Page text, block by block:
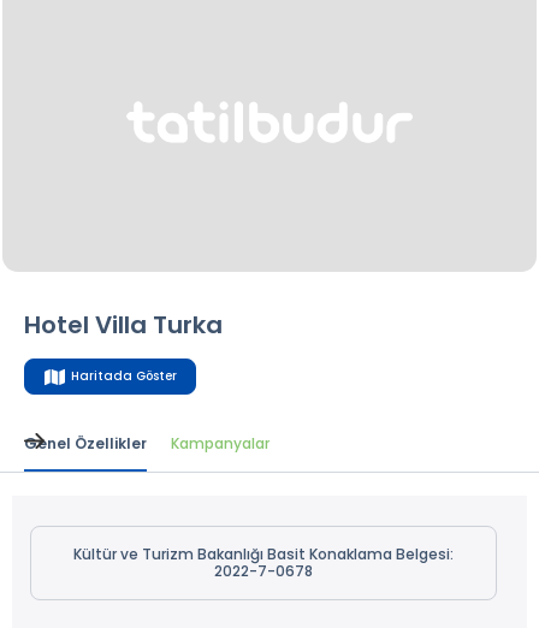
Hotel Villa Turka
Haritada Göster
Genel Özellikler Kampanyalar
Kültür ve Turizm Bakanlığı Basit Konaklama Belgesi:
2022-7-0678